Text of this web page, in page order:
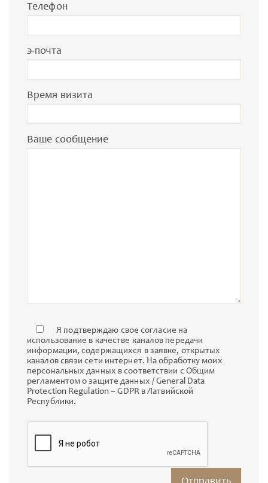
Телефон
э-почта
Время визита
Ваше сообщение
Я подтверждаю свое согласие на
использование в качестве каналов передачи
информации, содержащихся в заявке, открытых
каналов связи сети интернет. На обработку моих
персональных данных в соответствии с Общим
регламентом о защите данных / General Data
Protection Regulation – GDPR в Латвийской
Республики.